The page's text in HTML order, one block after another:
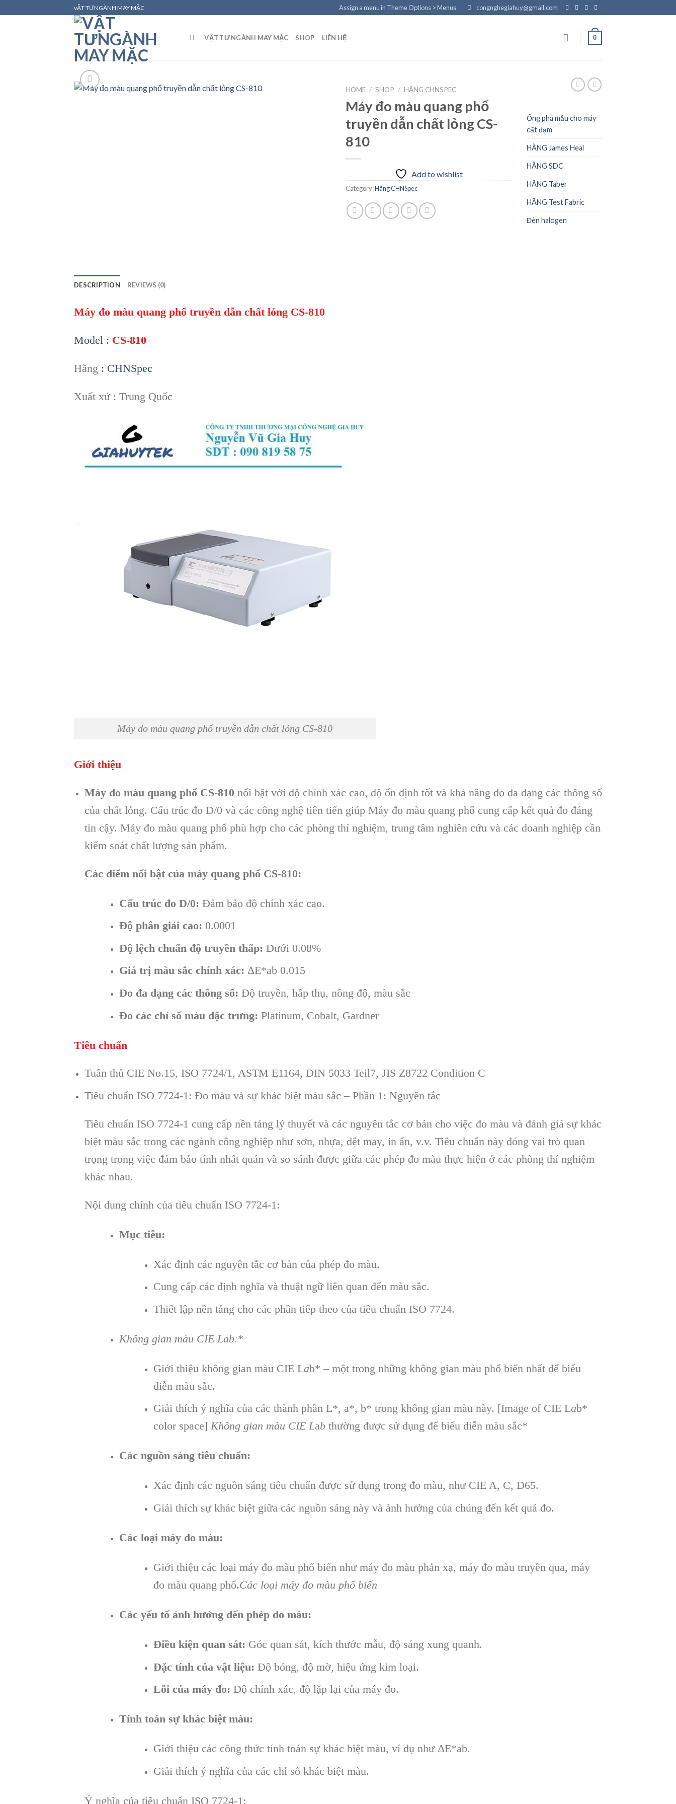
to
vẬT TƯNGÀNH MAY MẶC Assign a menu in Theme Options > Menus congnghegiahuy@gmail.com
VẬT TƯ NGÀNH MAY MẶC SHOP LIÊN HỆ 0
HOME / SHOP / HÃNG CHNSPEC
Máy đo màu quang phổ
truyền dẫn chất lỏng CS-
810
Add to wishlist
Category:Hãng CHNSpec
Ống phá mẫu cho máy
cất đạm
HÃNG James Heal
HÃNG SDC
HÃNG Taber
HÃNG Test Fabric
Đèn halogen
DESCRIPTION REVIEWS (0)
Máy đo màu quang phổ truyền dẫn chất lỏng CS-810
Model : CS-810
Hãng : CHNSpec
Xuất xứ : Trung Quốc
Máy đo màu quang phổ truyền dẫn chất lỏng CS-810
Giới thiệu
Máy đo màu quang phổ CS-810 nổi bật với độ chính xác cao, độ ổn định tốt và khả năng đo đa dạng các thông số
của chất lỏng. Cấu trúc đo D/0 và các công nghệ tiên tiến giúp Máy đo màu quang phổ cung cấp kết quả đo đáng
tin cậy. Máy đo màu quang phổ phù hợp cho các phòng thí nghiệm, trung tâm nghiên cứu và các doanh nghiệp cần
kiểm soát chất lượng sản phẩm.
Các điểm nổi bật của máy quang phổ CS-810:
Cấu trúc đo D/0: Đảm bảo độ chính xác cao.
Độ phân giải cao: 0.0001
Độ lệch chuẩn độ truyền thấp: Dưới 0.08%
Giá trị màu sắc chính xác: ΔE*ab 0.015
Đo đa dạng các thông số: Độ truyền, hấp thụ, nồng độ, màu sắc
Đo các chỉ số màu đặc trưng: Platinum, Cobalt, Gardner
Tiêu chuẩn
Tuân thủ CIE No.15, ISO 7724/1, ASTM E1164, DIN 5033 Teil7, JIS Z8722 Condition C
Tiêu chuẩn ISO 7724-1: Đo màu và sự khác biệt màu sắc – Phần 1: Nguyên tắc
Tiêu chuẩn ISO 7724-1 cung cấp nền tảng lý thuyết và các nguyên tắc cơ bản cho việc đo màu và đánh giá sự khác
biệt màu sắc trong các ngành công nghiệp như sơn, nhựa, dệt may, in ấn, v.v. Tiêu chuẩn này đóng vai trò quan
trọng trong việc đảm bảo tính nhất quán và so sánh được giữa các phép đo màu thực hiện ở các phòng thí nghiệm
khác nhau.
Nội dung chính của tiêu chuẩn ISO 7724-1:
Mục tiêu:
Xác định các nguyên tắc cơ bản của phép đo màu.
Cung cấp các định nghĩa và thuật ngữ liên quan đến màu sắc.
Thiết lập nền tảng cho các phần tiếp theo của tiêu chuẩn ISO 7724.
Không gian màu CIE Lab:*
Giới thiệu không gian màu CIE Lab* – một trong những không gian màu phổ biến nhất để biểu
diễn màu sắc.
Giải thích ý nghĩa của các thành phần L*, a*, b* trong không gian màu này. [Image of CIE Lab*
color space]Không gian màu CIE Lab thường được sử dụng để biểu diễn màu sắc*
Các nguồn sáng tiêu chuẩn:
Xác định các nguồn sáng tiêu chuẩn được sử dụng trong đo màu, như CIE A, C, D65.
Giải thích sự khác biệt giữa các nguồn sáng này và ảnh hưởng của chúng đến kết quả đo.
Các loại máy đo màu:
Giới thiệu các loại máy đo màu phổ biến như máy đo màu phản xạ, máy đo màu truyền qua, máy
đo màu quang phổ.Các loại máy đo màu phổ biến
Các yếu tố ảnh hưởng đến phép đo màu:
Điều kiện quan sát: Góc quan sát, kích thước mẫu, độ sáng xung quanh.
Đặc tính của vật liệu: Độ bóng, độ mờ, hiệu ứng kim loại.
Lỗi của máy đo: Độ chính xác, độ lặp lại của máy đo.
Tính toán sự khác biệt màu:
Giới thiệu các công thức tính toán sự khác biệt màu, ví dụ như ΔE*ab.
Giải thích ý nghĩa của các chỉ số khác biệt màu.
Ý nghĩa của tiêu chuẩn ISO 7724-1: